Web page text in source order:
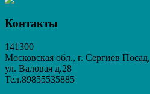
Контакты
141300
Московская обл., г. Сергиев Посад,
ул. Валовая д.28
Тел.89855535885